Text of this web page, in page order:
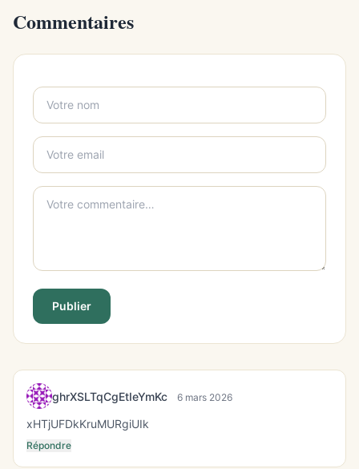
Commentaires
Publier
ghrXSLTqCgEtIeYmKc 6 mars 2026
xHTjUFDkKruMURgiUIk
Répondre